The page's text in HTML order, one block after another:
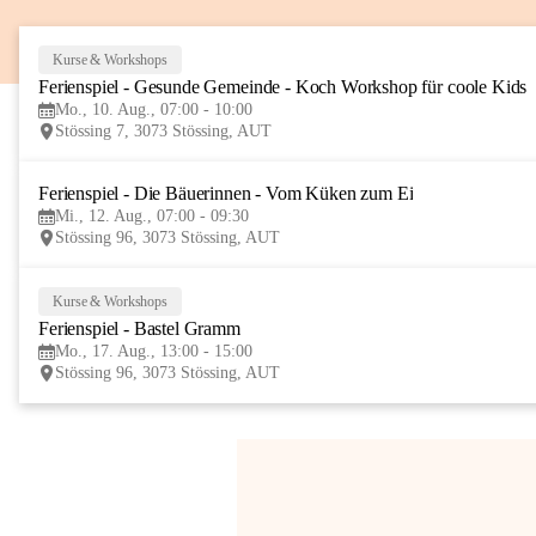
Kurse & Workshops
Ferienspiel - Gesunde Gemeinde - Koch Workshop für coole Kids
Mo., 10. Aug., 07:00 - 10:00
Stössing 7, 3073 Stössing, AUT
Ferienspiel - Die Bäuerinnen - Vom Küken zum Ei
Mi., 12. Aug., 07:00 - 09:30
Stössing 96, 3073 Stössing, AUT
Kurse & Workshops
Ferienspiel - Bastel Gramm
Mo., 17. Aug., 13:00 - 15:00
Stössing 96, 3073 Stössing, AUT